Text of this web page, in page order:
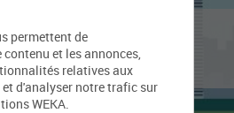
permettent de
et les annonces,
relatives aux
d'analyser notre trafic sur
WEKA.
d'Épinay-sur-